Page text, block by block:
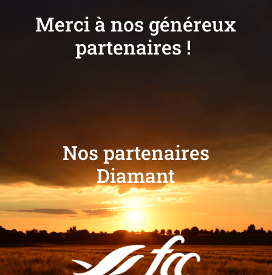
Merci à nos généreux
partenaires !
Nos partenaires
Diamant